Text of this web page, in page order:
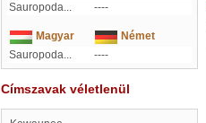
Sauropoda...
----
Magyar
Német
Sauropoda...
----
Címszavak véletlenül